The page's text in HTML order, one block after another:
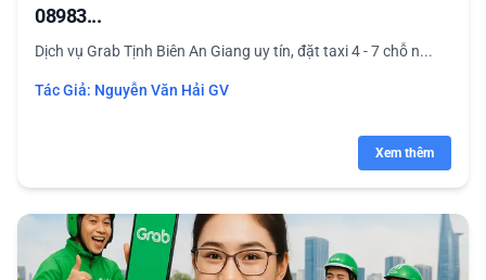
08983...
Dịch vụ Grab Tịnh Biên An Giang uy tín, đặt taxi 4 - 7 chỗ n...
Tác Giả: Nguyễn Văn Hải GV
Xem thêm